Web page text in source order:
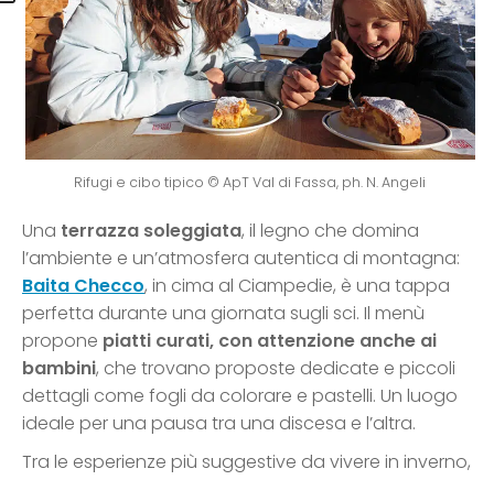
Rifugi e cibo tipico © ApT Val di Fassa, ph. N. Angeli
Una terrazza soleggiata, il legno che domina
l’ambiente e un’atmosfera autentica di montagna:
Baita Checco, in cima al Ciampedie, è una tappa
perfetta durante una giornata sugli sci. Il menù
propone piatti curati, con attenzione anche ai
bambini, che trovano proposte dedicate e piccoli
dettagli come fogli da colorare e pastelli. Un luogo
ideale per una pausa tra una discesa e l’altra.
Tra le esperienze più suggestive da vivere in inverno,